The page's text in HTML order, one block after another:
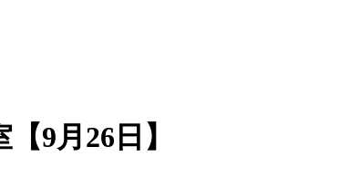
9月26日】